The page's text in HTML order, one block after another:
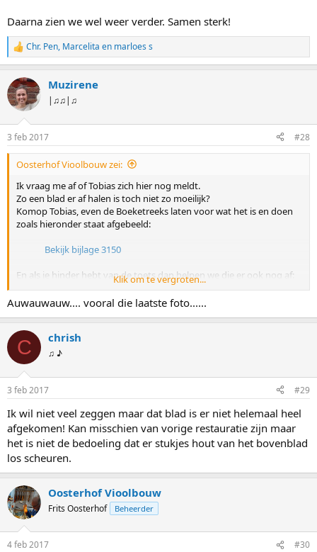
Daarna zien we wel weer verder. Samen sterk!
W
a
r
d
e
n
g
e
Chr. Pen, Marcelita en marloes s
Muzirene
|♫♫|♫
3 feb 2017 #28
Oosterhof Vioolbouw zei:
Ik vraag me af of Tobias zich hier nog meldt.
Zo een blad er af halen is toch niet zo moeilijk?
Komop Tobias, even de Boeketreeks laten voor wat het is en doen
zoals hieronder staat afgebeeld:
Bekijk bijlage 3150
En als je hinder hebt van de toets dan helpen we die er ook nog af:
Bekijk bijlage 3151
Klik om te vergroten...
Auwauwauw.... vooral die laatste foto......
C chrish
♫ ♪
3 feb 2017 #29
Ik wil niet veel zeggen maar dat blad is er niet helemaal heel
afgekomen! Kan misschien van vorige restauratie zijn maar
het is niet de bedoeling dat er stukjes hout van het bovenblad
los scheuren.
Oosterhof Vioolbouw
Frits Oosterhof Beheerder
4 feb 2017 #30